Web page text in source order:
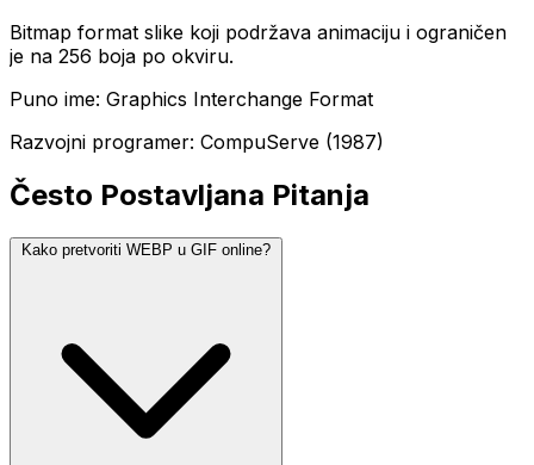
Bitmap format slike koji podržava animaciju i ograničen
je na 256 boja po okviru.
Puno ime: Graphics Interchange Format
Razvojni programer: CompuServe (1987)
Često Postavljana Pitanja
Kako pretvoriti WEBP u GIF online?